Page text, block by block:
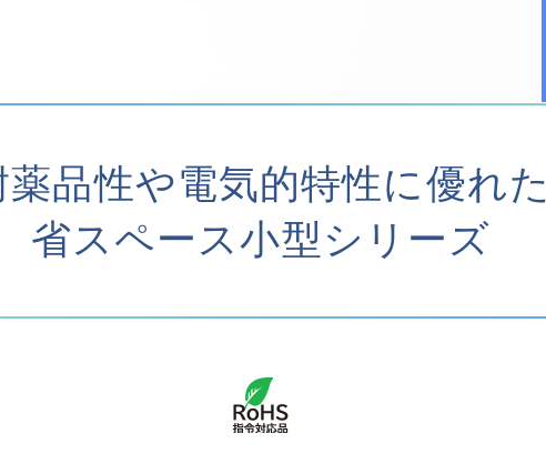
薬品性や電気的特性に優れた
省スペース小型シリーズ